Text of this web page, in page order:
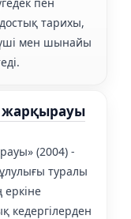
тарихы,
мен шынайы
жарқырауы
(2004) -
туралы
кедергілерден